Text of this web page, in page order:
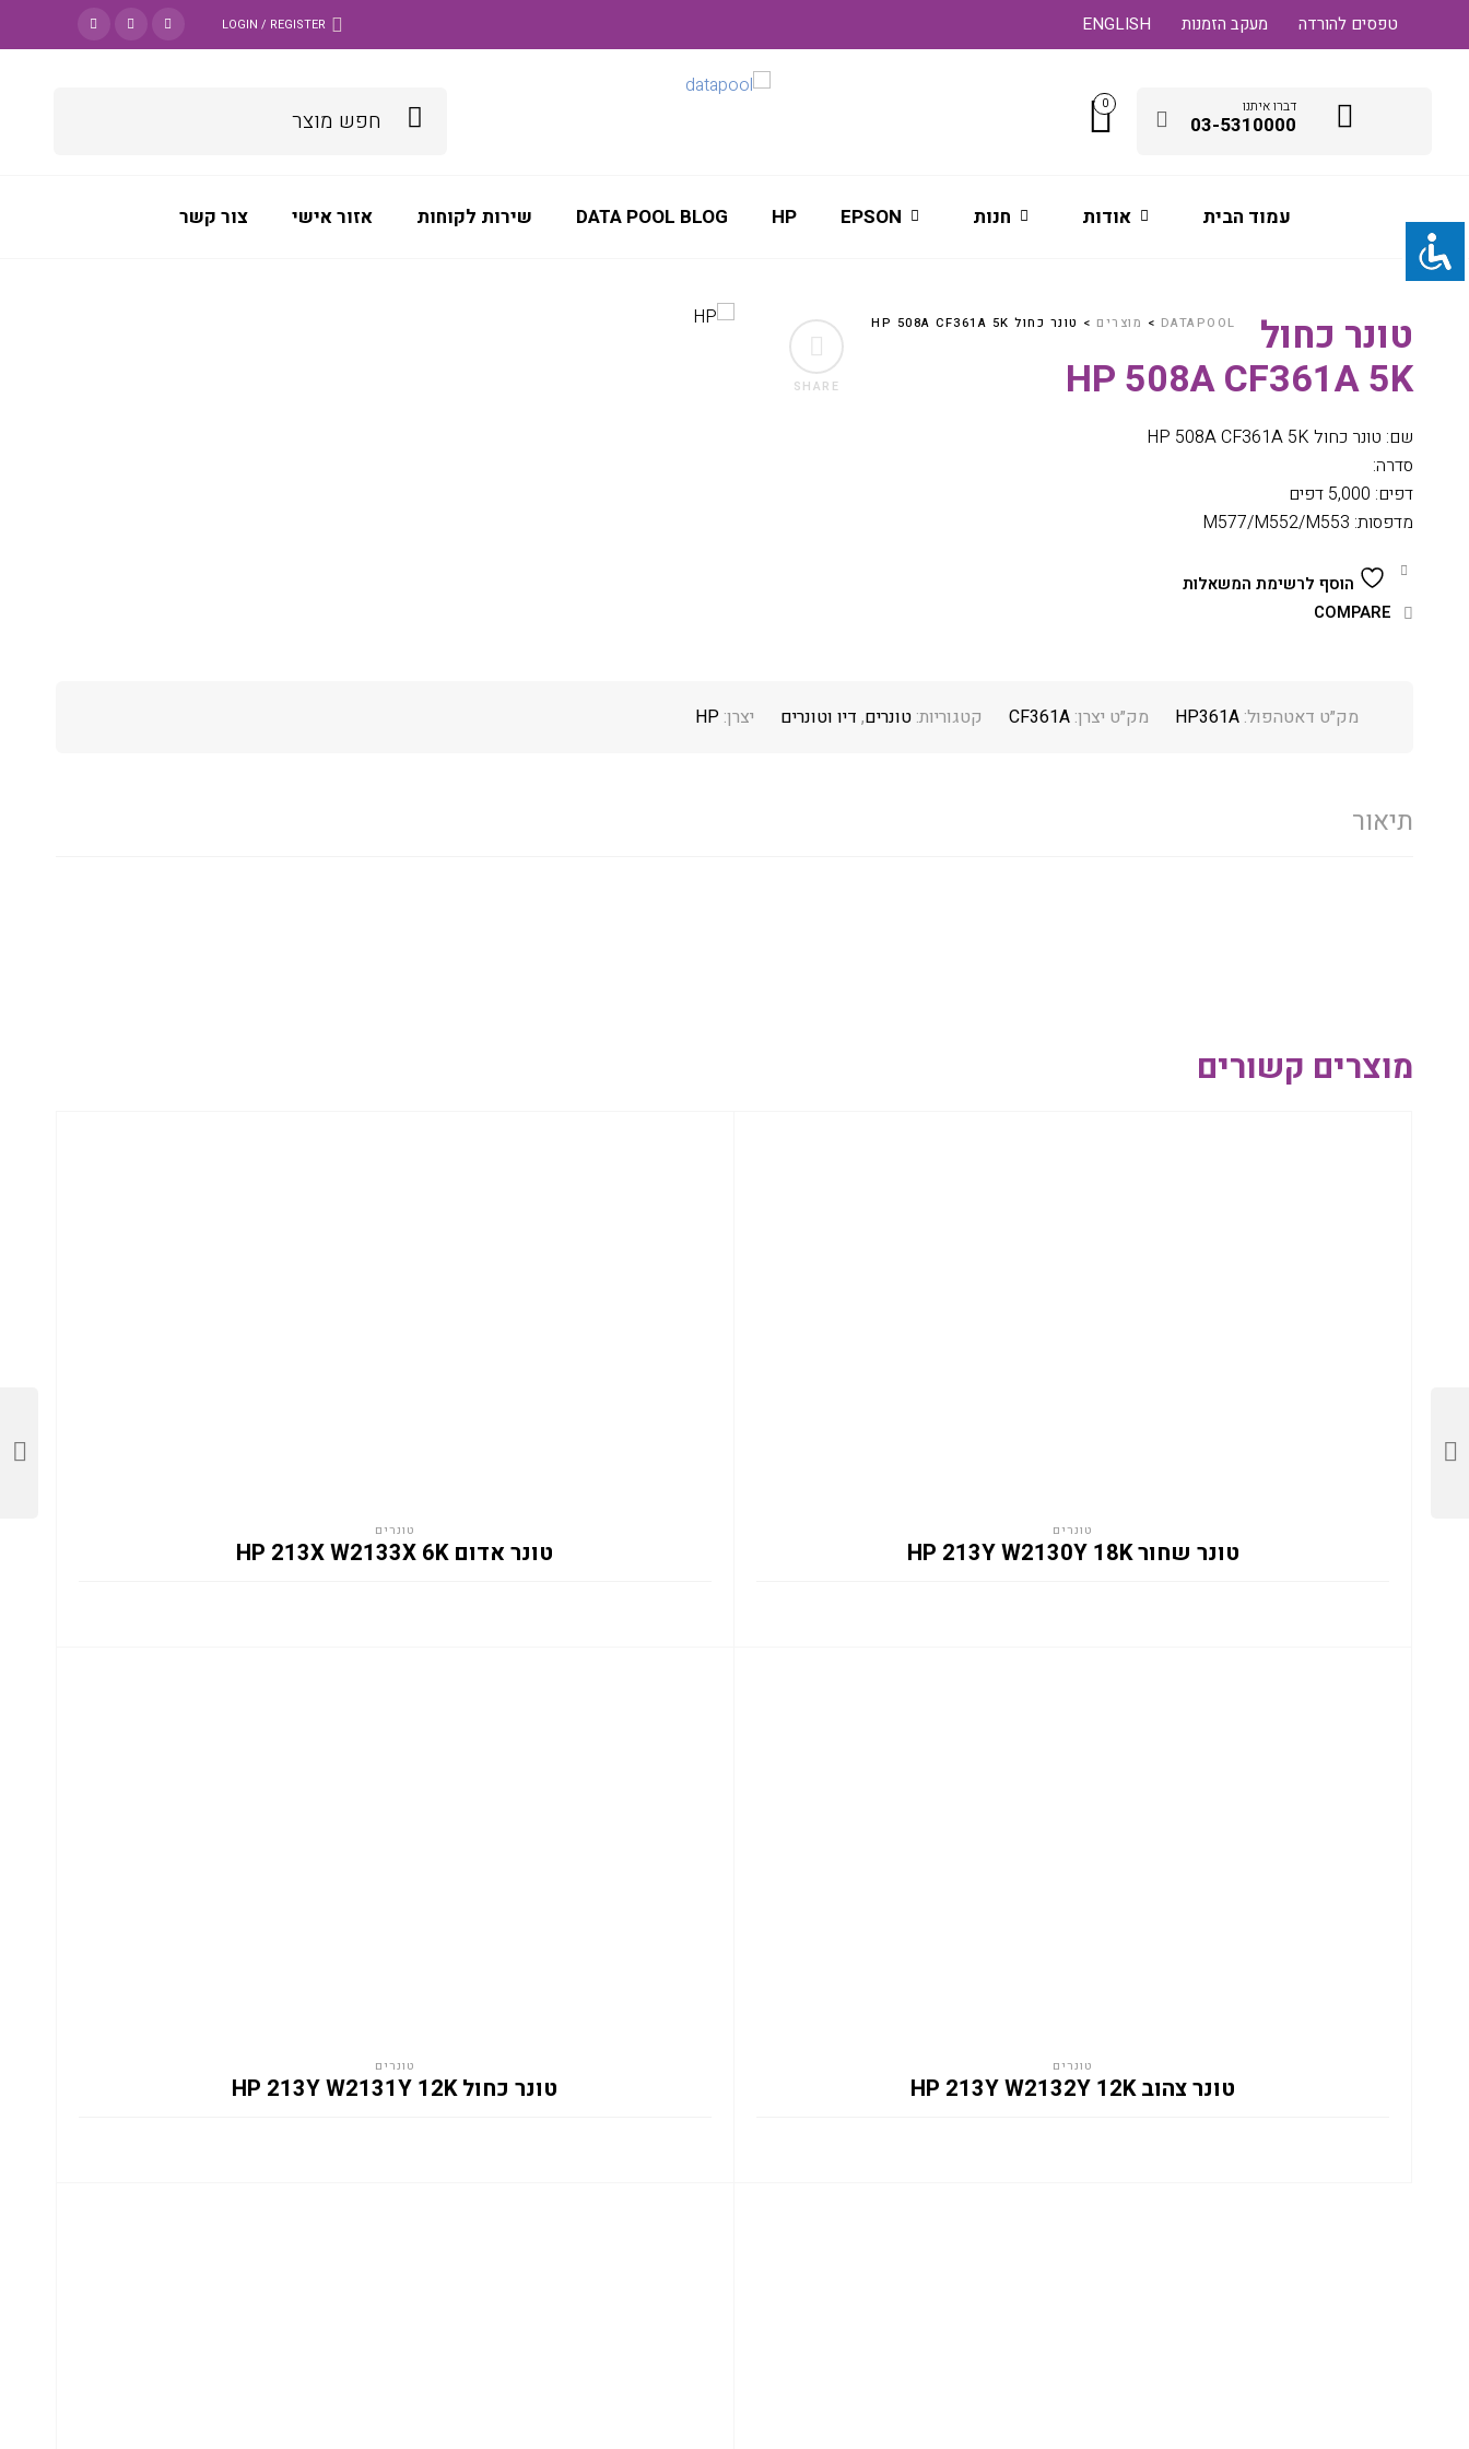
ENGLISH מעקב הזמנות טפסים להורדה LOGIN / REGISTER
דברו איתנו
03-5310000
0
עמוד הבית אודות חנות EPSON
HP
DATA POOL BLOG שירות לקוחות אזור אישי צור קשר
SHARE
DATAPOOL
> מוצרים > טונר כחול HP 508A CF361A 5K
טונר כחול
HP 508A CF361A 5K
שם: טונר כחול HP 508A CF361A 5K
סדרה:
דפים: 5,000 דפים
מדפסות: M577/M552/M553
הוסף לרשימת המשאלות
COMPARE
מק״ט דאטהפול: HP361A מק״ט יצרן: CF361A קטגוריות: טונרים, דיו וטונרים יצרן: HP
תיאור
מוצרים קשורים
טונרים
טונר אדום HP 213X W2133X 6K
טונרים
טונר שחור HP 213Y W2130Y 18K
טונרים
טונר כחול HP 213Y W2131Y 12K
טונרים
טונר צהוב HP 213Y W2132Y 12K